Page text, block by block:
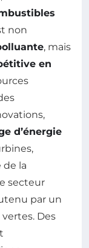
non
, mais
en
d’énergie
de la
secteur
par un
Des